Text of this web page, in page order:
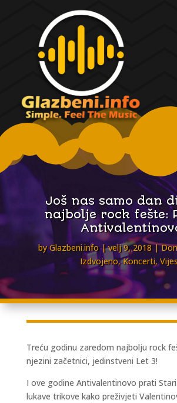
Još nas samo dan
najbolje rock fešte:
byGlazbeni.info velj 9, 2018
Izdvojeno,Koncerti,
Treću godinu zaredom najbolju rock
njezini začetnici, jedinstveni Let 3!
I ove godine Antivalentinovo prati
lukave trikove kako preživjeti